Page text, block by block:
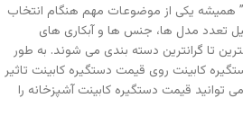
همیشه یکی از موضوعات مهم هنگام انتخاب
تعدد مدل ها، جنس ها و آبکاری های
تا گرانترین دسته بندی می شوند. به طور
کابینت روی قیمت دستگیره کابینت تاثیر
قیمت دستگیره کابینت آشپزخانه را